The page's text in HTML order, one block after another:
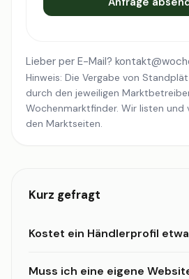
Lieber per E-Mail?
Hinweis: Die Vergabe von
durch den jeweiligen
Wochenmarktfinder. Wir listen und
den Marktseiten.
Kurz gefragt
Kostet ein Händlerprofil
Muss ich eine eigene